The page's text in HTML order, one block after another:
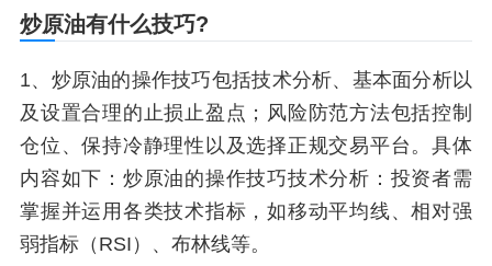
炒原油有什么技巧?
1、炒原油的操作技巧包括技术分析、基本面分析以
及设置合理的止损止盈点；风险防范方法包括控制
仓位、保持冷静理性以及选择正规交易平台。具体
内容如下：炒原油的操作技巧技术分析：投资者需
掌握并运用各类技术指标，如移动平均线、相对强
弱指标（RSI）、布林线等。